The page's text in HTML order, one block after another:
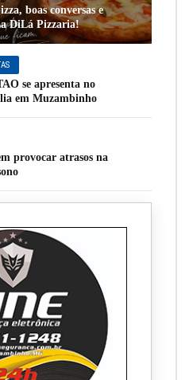
boas conversas e
DiLá Pizzaria!
se apresenta no
em Muzambinho
provocar atrasos na